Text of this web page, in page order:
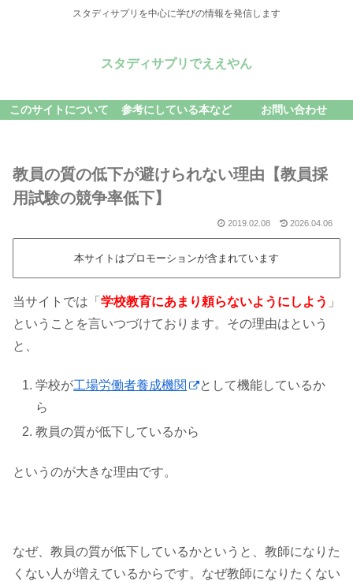
スタディサプリを中心に学びの情報を発信します
スタディサプリでええやん
このサイトについて 参考にしている本など お問い合わせ
教員の質の低下が避けられない理由【教員採
用試験の競争率低下】
2019.02.08 2026.04.06
本サイトはプロモーションが含まれています
当サイトでは「 学校教育にあまり頼らないようにしよう 」
ということを言いつづけております。その理由はという
と、
学校が工場労働者養成機関
として機能しているか
ら
教員の質が低下しているから
というのが大きな理由です。
なぜ、教員の質が低下しているかというと、教師になりた
くない人が増えているからです。なぜ教師になりたくない